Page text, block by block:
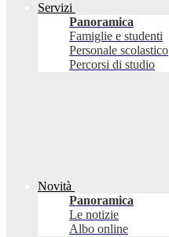
Servizi
Panoramica
Famiglie e studenti
Personale scolastico
Percorsi di studio
Novità
Panoramica
Le notizie
Albo online